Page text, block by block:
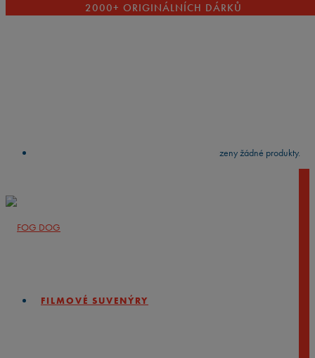
2000+ ORIGINÁLNÍCH DÁRKŮ
FILMOVÉ SUVENÝRY
press Nebyly nalezeny žádné produkty.